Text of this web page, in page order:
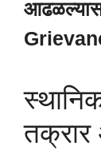
तक्रार